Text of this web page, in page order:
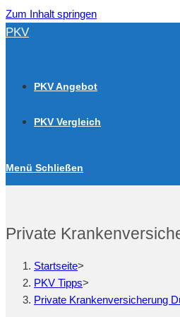
Zum Inhalt springen
PKV
PKV Angebot
PKV Vergleich
Menü Schließen
Private
Startseite>
PKV Tipps>
Private Krankenversicherung